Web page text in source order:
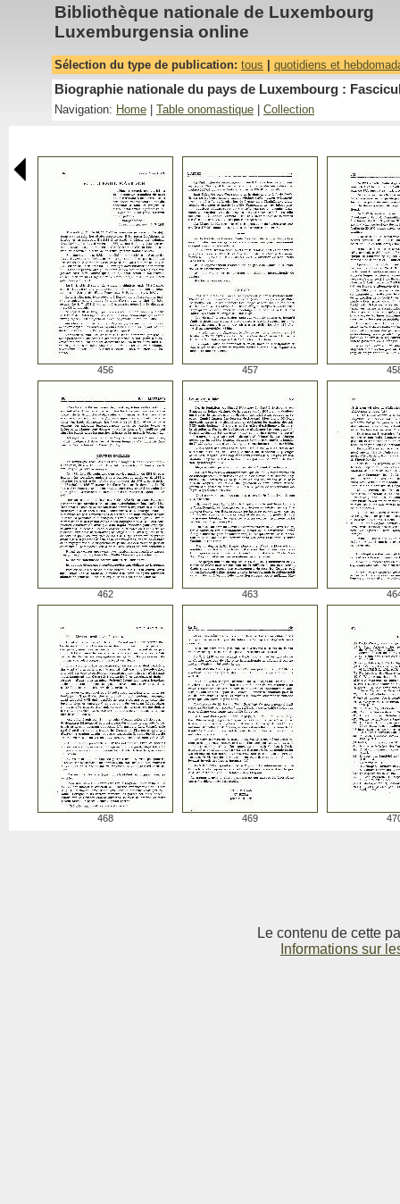
Bibliothèque nationale de Luxembourg
Luxemburgensia online
Sélection du type de publication: tous quotidiens et
Biographie nationale du pays de Luxembourg :
Navigation: Home Table onomastique Collection
456 457
462 463
468 469
Le contenu de cette
Informations sur